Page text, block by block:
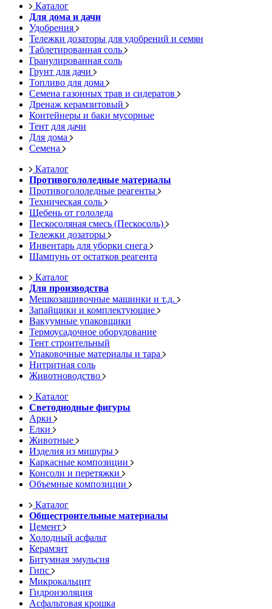
Каталог
Для дома и дачи
Удобрения
Тележки дозаторы для удобрений и семян
Таблетированная соль
Гранулированная соль
Грунт для дачи
Топливо для дома
Семена газонных трав и сидератов
Дренаж керамзитовый
Контейнеры и баки мусорные
Тент для дачи
Для дома
Семена
Каталог
Противогололедные материалы
Противогололедные реагенты
Техническая соль
Щебень от гололеда
Пескосоляная смесь (Пескосоль)
Тележки дозаторы
Инвентарь для уборки снега
Шампунь от остатков реагента
Каталог
Для производства
Мешкозашивочные машинки и т.д.
Запайщики и комплектующие
Вакуумные упаковщики
Термоусадочное оборудование
Тент строительный
Упаковочные материалы и тара
Нитритная соль
Животноводство
Каталог
Светодиодные фигуры
Арки
Елки
Животные
Изделия из мишуры
Каркасные композиции
Консоли и перетяжки
Объемные композиции
Каталог
Общестроительные материалы
Цемент
Холодный асфальт
Керамзит
Битумная эмульсия
Гипс
Микрокальцит
Гидроизоляция
Асфальтовая крошка